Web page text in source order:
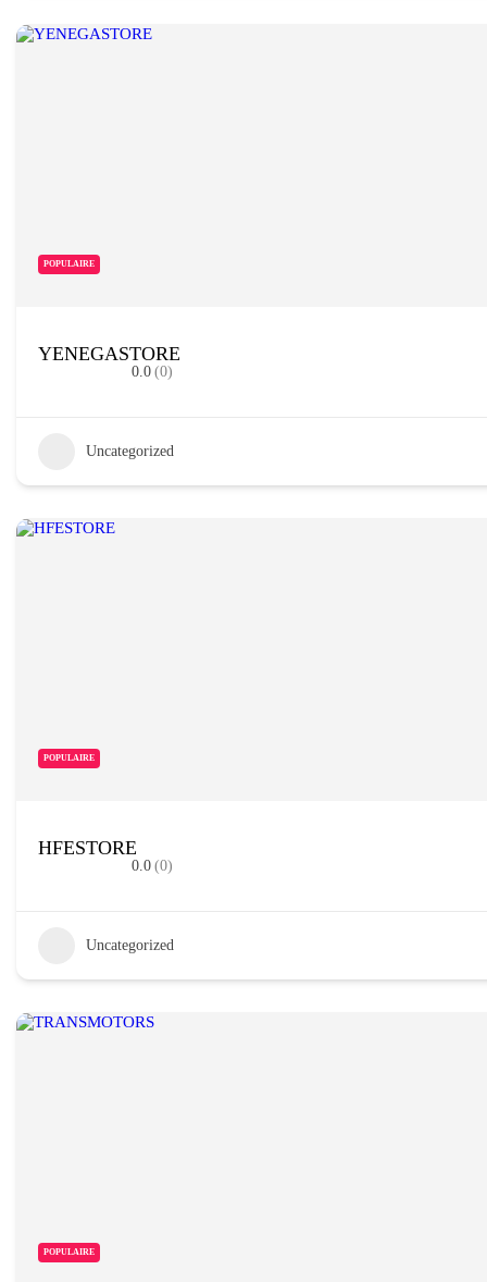
POPULAIRE
YENEGASTORE
0.0 (0)
Uncategorized
POPULAIRE
HFESTORE
0.0 (0)
Uncategorized
POPULAIRE